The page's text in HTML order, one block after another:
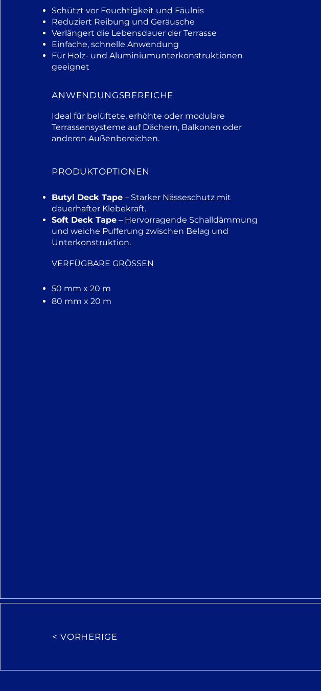
Schützt vor Feuchtigkeit und Fäulnis
Reduziert Reibung und Geräusche
Verlängert die Lebensdauer der Terrasse
Einfache, schnelle Anwendung
Für Holz- und Aluminiumunterkonstruktionen
geeignet
ANWENDUNGSBEREICHE
Ideal für belüftete, erhöhte oder modulare
Terrassensysteme auf Dächern, Balkonen oder
anderen Außenbereichen.
PRODUKTOPTIONEN
Butyl Deck Tape– Starker Nässeschutz mit
dauerhafter Klebekraft.
Soft Deck Tape– Hervorragende Schalldämmung
und weiche Pufferung zwischen Belag und
Unterkonstruktion.
VERFÜGBARE GRÖSSEN
50 mm x 20 m
80 mm x 20 m
< VORHERIGE